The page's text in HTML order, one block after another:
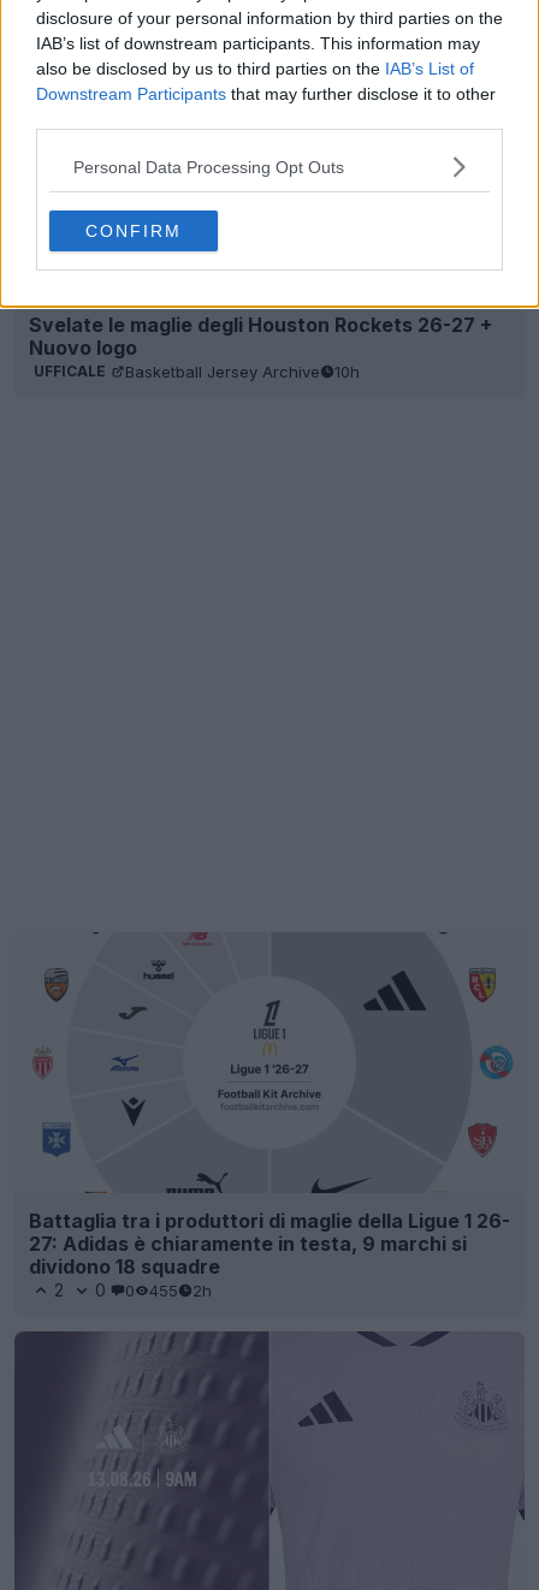
disclosure of your personal information by third parties on the
IAB’s list of downstream participants. This information may
also be disclosed by us to third parties on the IAB’s List of
Downstream Participants that may further disclose it to other
Personal Data Processing Opt Outs
CONFIRM
Svelate le maglie degli Houston Rockets 26-27 +
Nuovo logo
UFFICALE Basketball Jersey Archive 10h
Battaglia tra i produttori di maglie della Ligue 1 26-
27: Adidas è chiaramente in testa, 9 marchi si
dividono 18 squadre
2 0 0 455 2h